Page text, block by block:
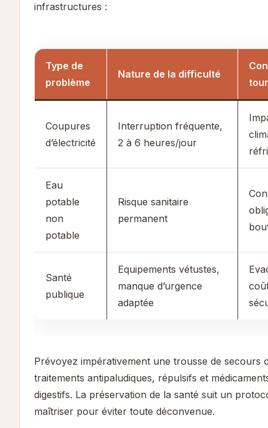
infrastructures :
Type de
problème
Nature de la difficulté
Coupures
d’électricité
Interruption fréquente,
2 à 6 heures/jour
Eau
potable
non
potable
Risque sanitaire
permanent
Santé
publique
Equipements vétustes,
manque d’urgence
adaptée
Prévoyez impérativement une trousse de secours
traitements antipaludiques, répulsifs et
digestifs. La préservation de la santé suit un
maîtriser pour éviter toute déconvenue.